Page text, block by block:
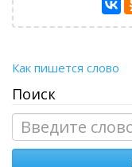
Как пишется слово
Поиск